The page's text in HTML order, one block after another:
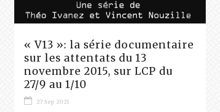
« V13 »: la série documentaire
sur les attentats du 13
novembre 2015, sur LCP du
27/9 au 1/10
27 Sep 2021